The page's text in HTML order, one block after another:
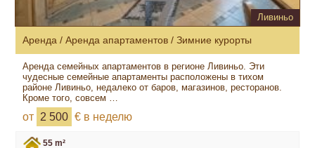
Ливиньо
Аренда / Аренда апартаментов / Зимние курорты
Аренда семейных апартаментов в регионе Ливиньо. Эти
чудесные семейные апартаменты расположены в тихом
районе Ливиньо, недалеко от баров, магазинов, ресторанов.
Кроме того, совсем …
от 2 500 € в неделю
55 m²